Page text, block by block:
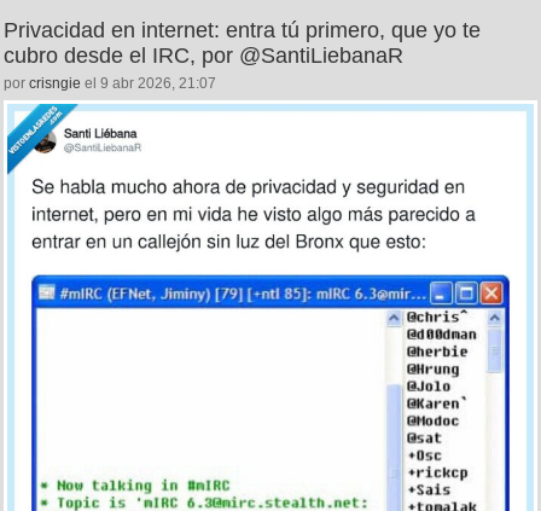
Privacidad en internet: entra tú primero, que yo te
cubro desde el IRC, por @SantiLiebanaR
por crisngie el 9 abr 2026, 21:07